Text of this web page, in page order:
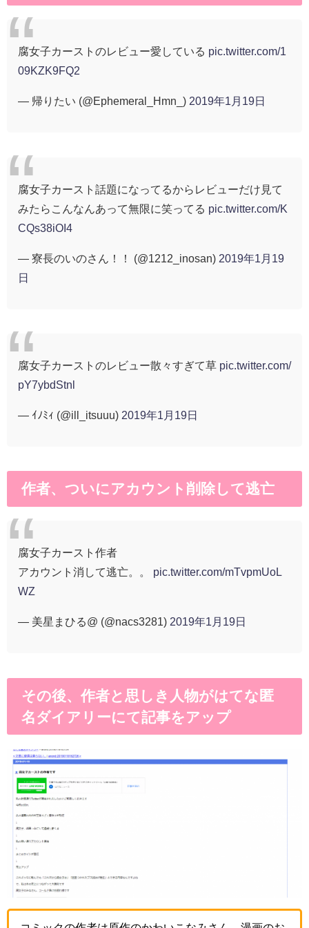
腐女子カーストのレビュー愛している pic.twitter.com/1
09KZK9FQ2
— 帰りたい (@Ephemeral_Hmn_) 2019年1月19日
腐女子カースト話題になってるからレビューだけ見て
みたらこんなんあって無限に笑ってる pic.twitter.com/K
CQs38iOI4
— 寮長のいのさん！！ (@1212_inosan) 2019年1月19
日
腐女子カーストのレビュー散々すぎて草 pic.twitter.com/
pY7ybdStnl
— ｲﾉﾐｨ (@ill_itsuuu) 2019年1月19日
作者、ついにアカウント削除して逃亡
腐女子カースト作者
アカウント消して逃亡。。 pic.twitter.com/mTvpmUoL
WZ
— 美星まひる@ (@nacs3281) 2019年1月19日
その後、作者と思しき人物がはてな匿
名ダイアリーにて記事をアップ